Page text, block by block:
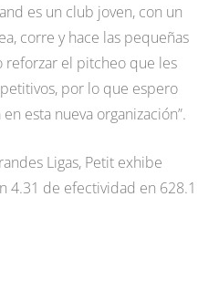
es un club joven, con un
corre y hace las pequeñas
reforzar el pitcheo que les
por lo que espero
esta nueva organización”.
Ligas, Petit exhibe
4.31 de efectividad en 628.1